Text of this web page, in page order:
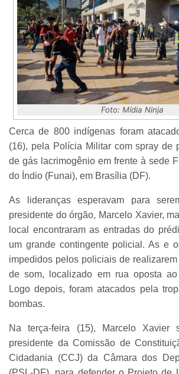
Foto: Mídia Ninja
Cerca de 800 indígenas foram
(16), pela Polícia Militar com spray de
de gás lacrimogênio em frente à sede
do Índio (Funai), em Brasília (DF).
As lideranças esperavam para
presidente do órgão, Marcelo Xavier,
local encontraram as entradas do
um grande contingente policial. As e
impedidos pelos policiais de
de som, localizado em rua oposta
Logo depois, foram atacados pela
bombas.
Na terça-feira (15), Marcelo Xavier
presidente da Comissão de
Cidadania (CCJ) da Câmara dos